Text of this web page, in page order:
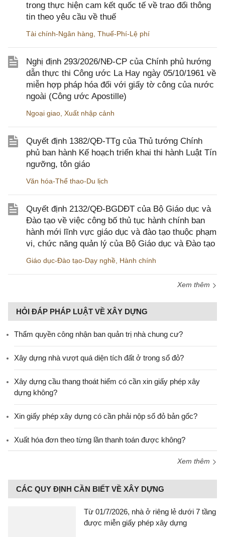
trong thực hiện cam kết quốc tế về trao đổi thông
tin theo yêu cầu về thuế
Tài chính-Ngân hàng, Thuế-Phí-Lệ phí
Nghị định 293/2026/NĐ-CP của Chính phủ hướng
dẫn thực thi Công ước La Hay ngày 05/10/1961 về
miễn hợp pháp hóa đối với giấy tờ công của nước
ngoài (Công ước Apostille)
Ngoại giao, Xuất nhập cảnh
Quyết định 1382/QĐ-TTg của Thủ tướng Chính
phủ ban hành Kế hoạch triển khai thi hành Luật Tín
ngưỡng, tôn giáo
Văn hóa-Thể thao-Du lịch
Quyết định 2132/QĐ-BGDĐT của Bộ Giáo dục và
Đào tạo về việc công bố thủ tục hành chính ban
hành mới lĩnh vực giáo dục và đào tạo thuộc phạm
vi, chức năng quản lý của Bộ Giáo dục và Đào tạo
Giáo dục-Đào tạo-Dạy nghề, Hành chính
Xem thêm
HỎI ĐÁP PHÁP LUẬT VỀ XÂY DỰNG
Thẩm quyền công nhận ban quản trị nhà chung cư?
Xây dựng nhà vượt quá diện tích đất ở trong sổ đỏ?
Xây dựng cầu thang thoát hiểm có cần xin giấy phép xây
dựng không?
Xin giấy phép xây dựng có cần phải nộp sổ đỏ bản gốc?
Xuất hóa đơn theo từng lần thanh toán được không?
Xem thêm
CÁC QUY ĐỊNH CẦN BIẾT VỀ XÂY DỰNG
Từ 01/7/2026, nhà ở riêng lẻ dưới 7 tầng
được miễn giấy phép xây dựng